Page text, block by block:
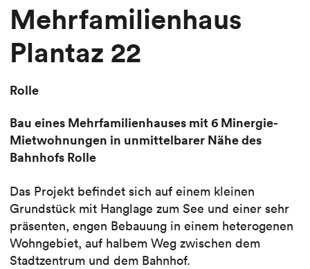
Mehrfamilienhaus
Plantaz 22
Rolle
Bau eines Mehrfamilienhauses mit 6 Minergie-
Mietwohnungen in unmittelbarer Nähe des
Bahnhofs Rolle
Das Projekt befindet sich auf einem kleinen
Grundstück mit Hanglage zum See und einer sehr
präsenten, engen Bebauung in einem heterogenen
Wohngebiet, auf halbem Weg zwischen dem
Stadtzentrum und dem Bahnhof.